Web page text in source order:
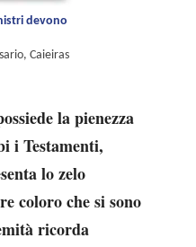
devono
Caieiras
la pienezza
i Testamenti,
lo zelo
coloro che si sono
ricorda